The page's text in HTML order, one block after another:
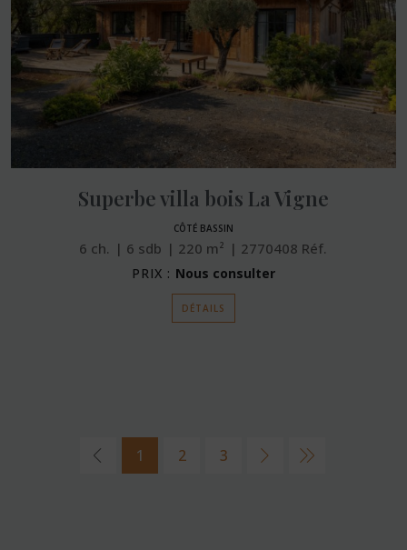
Superbe villa bois La Vigne
CÔTÉ BASSIN
6 ch. 6 sdb 220 m² 2770408 Réf.
PRIX : Nous consulter
DÉTAILS
1 2 3